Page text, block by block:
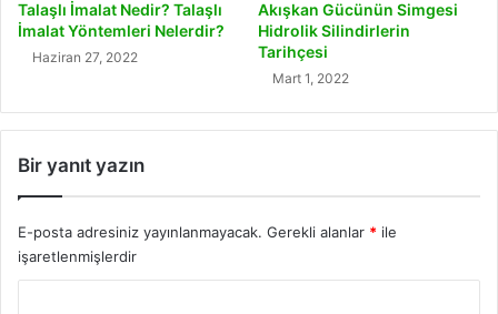
Talaşlı İmalat Nedir? Talaşlı
İmalat Yöntemleri Nelerdir?
Haziran 27, 2022
Akışkan Gücünün Simgesi
Hidrolik Silindirlerin
Tarihçesi
Mart 1, 2022
Bir yanıt yazın
E-posta adresiniz yayınlanmayacak. Gerekli alanlar * ile
işaretlenmişlerdir